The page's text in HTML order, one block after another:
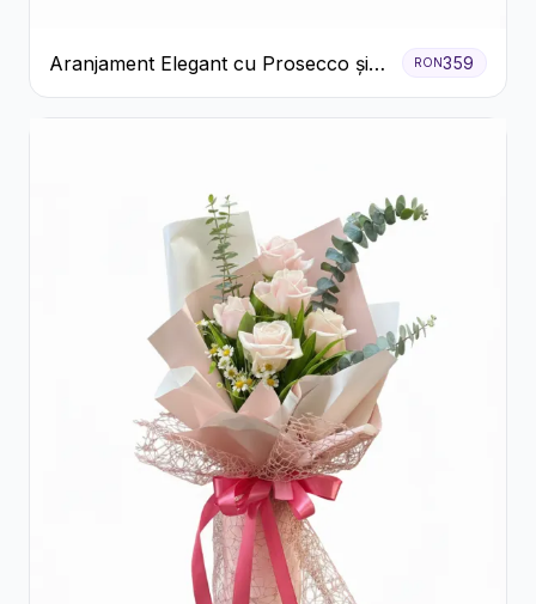
Aranjament Elegant cu Prosecco și
Flori Galbene.
RON359